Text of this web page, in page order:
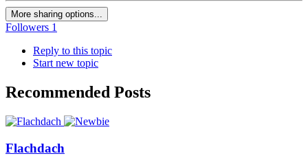
More sharing options...
Followers 1
Reply to this topic
Start new topic
Recommended Posts
Flachdach